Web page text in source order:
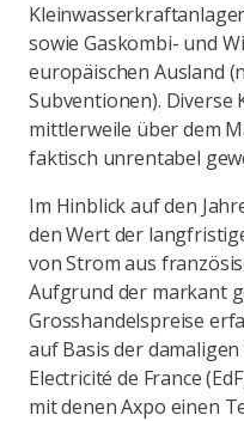
sowie Gaskombi- und
europäischen Ausland
Subventionen).
mittlerweile über dem
faktisch unrentabel
Im Hinblick auf den
den Wert der
von Strom aus
Aufgrund der markant
Grosshandelspreise
auf Basis der
Electricité de France
mit denen Axpo einen